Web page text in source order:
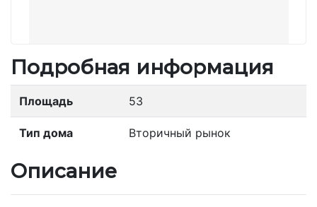
Подробная информация
Площадь 53
Тип дома Вторичный рынок
Описание